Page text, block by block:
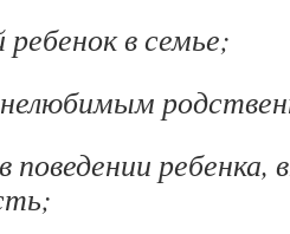
в семье;
поведении ребенка,